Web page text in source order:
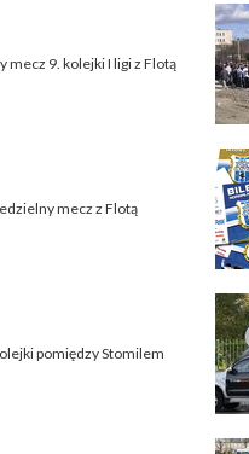
mecz 9. kolejki I ligi z Flotą
mecz z Flotą
pomiędzy Stomilem